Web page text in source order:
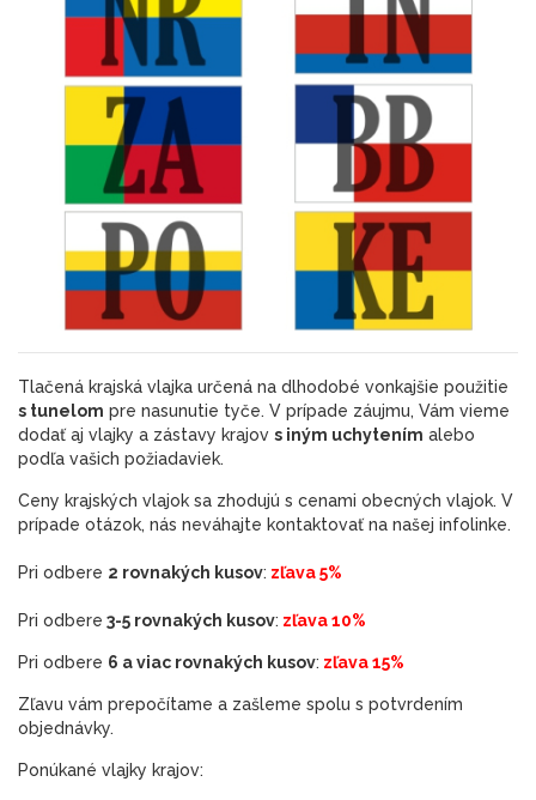
Tlačená krajská vlajka určená na dlhodobé vonkajšie použitie
s tunelom pre nasunutie tyče. V prípade záujmu, Vám vieme
dodať aj vlajky a zástavy krajov s iným uchytením alebo
podľa vašich požiadaviek.
Ceny krajských vlajok sa zhodujú s cenami obecných vlajok. V
prípade otázok, nás neváhajte kontaktovať na našej infolinke.
Pri odbere 2 rovnakých kusov: zľava 5%
Pri odbere 3-5 rovnakých kusov: zľava 10%
Pri odbere 6 a viac rovnakých kusov: zľava 15%
Zľavu vám prepočítame a zašleme spolu s potvrdením
objednávky.
Ponúkané vlajky krajov: